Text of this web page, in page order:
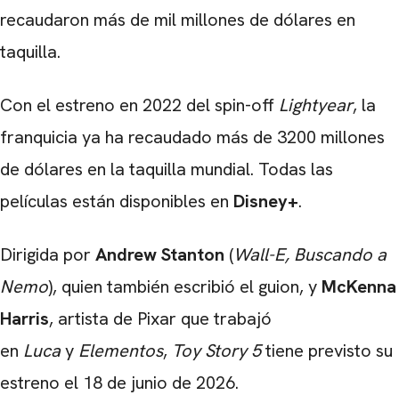
recaudaron más de mil millones de dólares en
taquilla.
Con el estreno en 2022 del spin-off Lightyear, la
franquicia ya ha recaudado más de 3200 millones
de dólares en la taquilla mundial. Todas las
películas están disponibles en Disney+.
Dirigida por Andrew Stanton (Wall-E, Buscando a
Nemo), quien también escribió el guion, y McKenna
Harris, artista de Pixar que trabajó
en Lucay Elementos, Toy Story 5tiene previsto su
estreno el 18 de junio de 2026.